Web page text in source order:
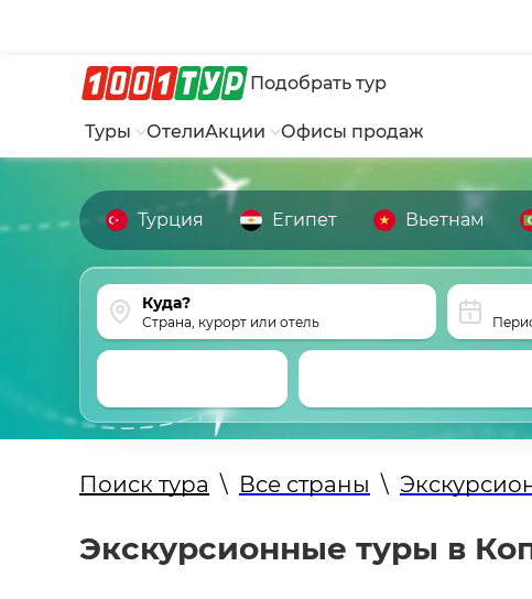
Подобрать тур
Туры ОтелиАкции Офисы продаж
Турция Египет Вьетнам
Страна, курорт или отель
Поиск тура \ Все страны \
Экскурсионные туры в